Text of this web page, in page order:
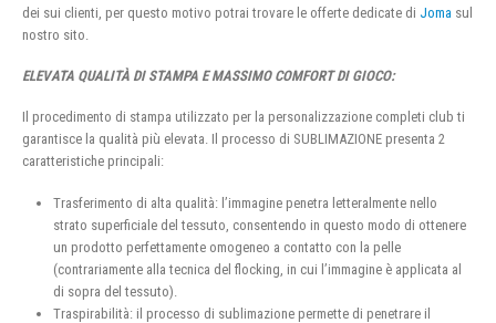
dei sui clienti, per questo motivo potrai trovare le offerte dedicate di Joma sul
nostro sito.
ELEVATA QUALITÀ DI STAMPA E MASSIMO COMFORT DI GIOCO:
Il procedimento di stampa utilizzato per la personalizzazione completi club ti
garantisce la qualità più elevata. Il processo di SUBLIMAZIONE presenta 2
caratteristiche principali:
Trasferimento di alta qualità: l’immagine penetra letteralmente nello
strato superficiale del tessuto, consentendo in questo modo di ottenere
un prodotto perfettamente omogeneo a contatto con la pelle
(contrariamente alla tecnica del flocking, in cui l’immagine è applicata al
di sopra del tessuto).
Traspirabilità: il processo di sublimazione permette di penetrare il